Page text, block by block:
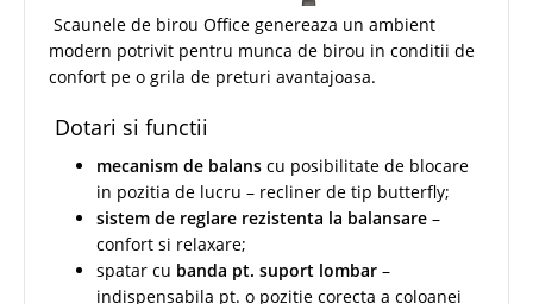
Scaunele de birou Office genereaza un ambient
modern potrivit pentru munca de birou in conditii de
confort pe o grila de preturi avantajoasa.
Dotari si functii
mecanism de balans cu posibilitate de blocare
in pozitia de lucru – recliner de tip butterfly;
sistem de reglare rezistenta la balansare –
confort si relaxare;
spatar cu banda pt. suport lombar –
indispensabila pt. o pozitie corecta a coloanei